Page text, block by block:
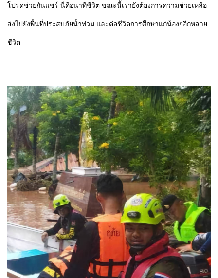
โปรดช่วยกันแชร์ นี่คือนาทีชีวิต ขณะนี้เรายังต้องการความช่วยเหลือ
ส่งไปยังพื้นที่ประสบภัยน้ำท่วม และต่อชีวิตการศึกษาแก่น้องๆอีกหลาย
ชีวิต